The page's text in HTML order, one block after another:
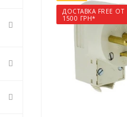
ДОСТАВКА FREE ОТ
1500 ГРН*